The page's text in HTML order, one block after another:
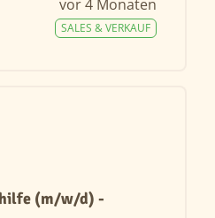
vor 4 Monaten
SALES & VERKAUF
(m/w/d) -